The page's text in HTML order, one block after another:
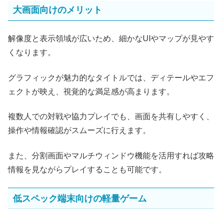
大画面向けのメリット
解像度と表示領域が広いため、細かなUIやマップが見やす
くなります。
グラフィックが魅力的なタイトルでは、ディテールやエフ
ェクトが映え、視覚的な満足感が高まります。
複数人での対戦や協力プレイでも、画面を共有しやすく、
操作や情報確認がスムーズに行えます。
また、分割画面やマルチウィンドウ機能を活用すれば攻略
情報を見ながらプレイすることも可能です。
低スペック端末向けの軽量ゲーム